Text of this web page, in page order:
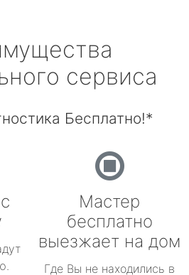
сервиса
Бесплатно!*
Мастер
бесплатно
выезжает на дом
Где Вы не находились в